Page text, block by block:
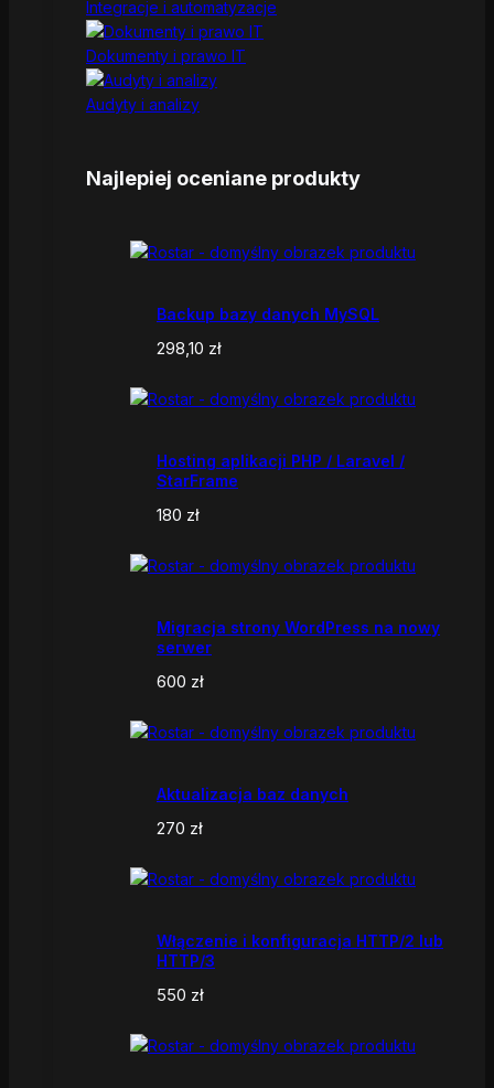
Integracje i automatyzacje
Dokumenty i prawo IT
Audyty i analizy
Najlepiej oceniane produkty
Backup bazy danych MySQL
298,10 zł
Hosting aplikacji PHP / Laravel /
StarFrame
180 zł
Migracja strony WordPress na nowy
serwer
600 zł
Aktualizacja baz danych
270 zł
Włączenie i konfiguracja HTTP/2 lub
HTTP/3
550 zł